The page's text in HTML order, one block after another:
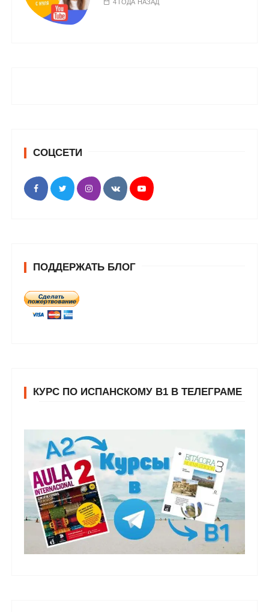
4 ГОДА НАЗАД
СОЦСЕТИ
ПОДДЕРЖАТЬ БЛОГ
КУРС ПО ИСПАНСКОМУ В1 В ТЕЛЕГРАМЕ